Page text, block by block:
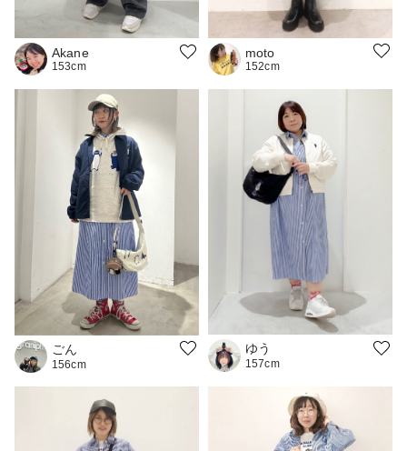
Akane
153cm
moto
152cm
ごん
156cm
ゆう
157cm